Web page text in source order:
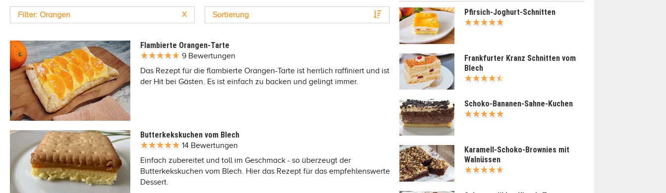
Filter: Orangen X Sortierung
Flambierte Orangen-Tarte
9 Bewertungen
Das Rezept für die flambierte Orangen-Tarte ist herrlich raffiniert und ist
der Hit bei Gästen. Es ist einfach zu backen und gelingt immer.
Butterkekskuchen vom Blech
14 Bewertungen
Einfach zubereitet und toll im Geschmack - so überzeugt der
Butterkekskuchen vom Blech. Hier das Rezept für das empfehlenswerte
Dessert.
Pfirsich-Joghurt-Schnitten
Frankfurter Kranz Schnitten vom
Blech
Schoko-Bananen-Sahne-Kuchen
Karamell-Schoko-Brownies mit
Walnüssen